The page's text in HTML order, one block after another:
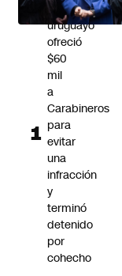
Ciudadano
uruguayo
ofreció
$60
mil
a
Carabineros
para
evitar
una
infracción
y
terminó
detenido
por
cohecho